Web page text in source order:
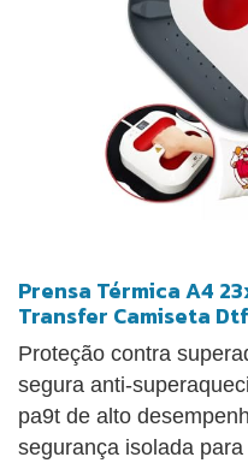
Prensa Térmica A4
Transfer Camiseta
Proteção contra
segura anti-
pa9t de alto
segurança isolada